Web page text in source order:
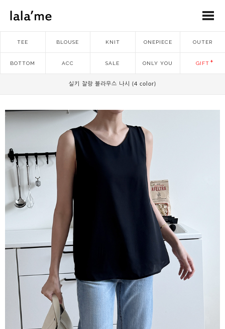
TEE BLOUSE KNIT ONEPIECE OUTER
BOTTOM ACC SALE ONLY YOU GIFT
실키 찰랑 블라우스 나시 (4 color)